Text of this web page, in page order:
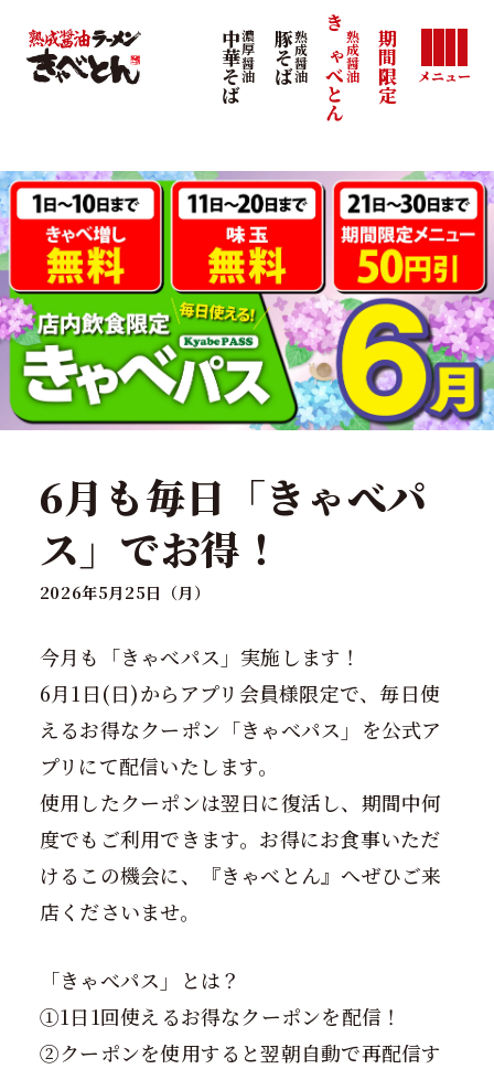
期間限定
熟成醤油
きゃべとん
熟成醤油
豚そば
濃厚醤油
中華そば メニュー
6月も毎日「きゃべパ
ス」でお得！
2026年5月25日（月）
今月も「きゃべパス」実施します！
6月1日(日)からアプリ会員様限定で、毎日使
えるお得なクーポン「きゃべパス」を公式ア
プリにて配信いたします。
使用したクーポンは翌日に復活し、期間中何
度でもご利用できます。お得にお食事いただ
けるこの機会に、『きゃべとん』へぜひご来
店くださいませ。
「きゃべパス」とは？
①1日1回使えるお得なクーポンを配信！
②クーポンを使用すると翌朝自動で再配信す